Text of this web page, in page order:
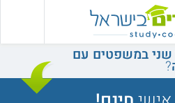
שני במשפטים עם
?